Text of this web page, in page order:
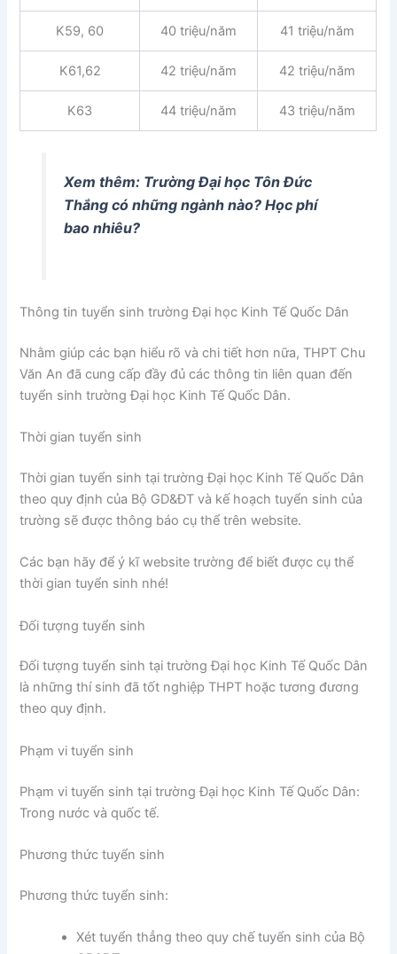
K59, 60 40 triệu/năm 41 triệu/năm
K61,62 42 triệu/năm 42 triệu/năm
K63 44 triệu/năm 43 triệu/năm
Xem thêm: Trường Đại học Tôn Đức
Thắng có những ngành nào? Học phí
bao nhiêu?
Thông tin tuyển sinh trường Đại học Kinh Tế Quốc Dân
Nhằm giúp các bạn hiểu rõ và chi tiết hơn nữa, THPT Chu
Văn An đã cung cấp đầy đủ các thông tin liên quan đến
tuyển sinh trường Đại học Kinh Tế Quốc Dân.
Thời gian tuyển sinh
Thời gian tuyển sinh tại trường Đại học Kinh Tế Quốc Dân
theo quy định của Bộ GD&ĐT và kế hoạch tuyển sinh của
trường sẽ được thông báo cụ thể trên website.
Các bạn hãy để ý kĩ website trường để biết được cụ thể
thời gian tuyển sinh nhé!
Đối tượng tuyển sinh
Đối tượng tuyển sinh tại trường Đại học Kinh Tế Quốc Dân
là những thí sinh đã tốt nghiệp THPT hoặc tương đương
theo quy định.
Phạm vi tuyển sinh
Phạm vi tuyển sinh tại trường Đại học Kinh Tế Quốc Dân:
Trong nước và quốc tế.
Phương thức tuyển sinh
Phương thức tuyển sinh:
Xét tuyển thẳng theo quy chế tuyển sinh của Bộ